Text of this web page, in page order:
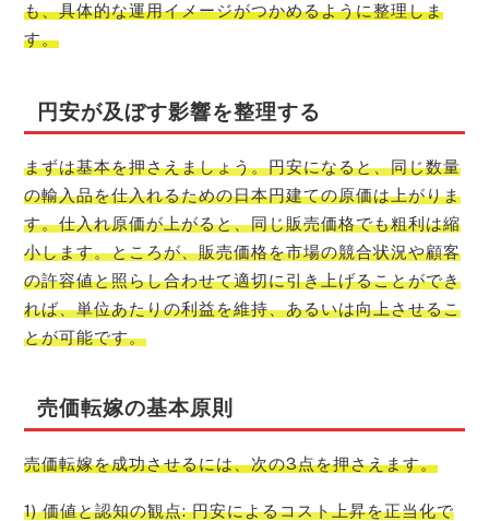
も、具体的な運用イメージがつかめるように整理しま
す。
円安が及ぼす影響を整理する
まずは基本を押さえましょう。円安になると、同じ数量
の輸入品を仕入れるための日本円建ての原価は上がりま
す。仕入れ原価が上がると、同じ販売価格でも粗利は縮
小します。ところが、販売価格を市場の競合状況や顧客
の許容値と照らし合わせて適切に引き上げることができ
れば、単位あたりの利益を維持、あるいは向上させるこ
とが可能です。
売価転嫁の基本原則
売価転嫁を成功させるには、次の3点を押さえます。
1) 価値と認知の観点: 円安によるコスト上昇を正当化で